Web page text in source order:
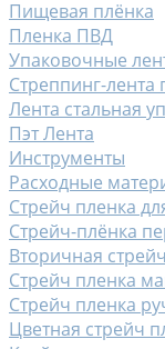
Пищевая плёнка
Пленка ПВД
Упаковочные
Стреппинг-
Лента стальная
Пэт Лента
Инструменты
Расходные
Стрейч пленка
Стрейч-плёнка
Вторичная
Стрейч пленка
Стрейч пленка
Цветная стрейч